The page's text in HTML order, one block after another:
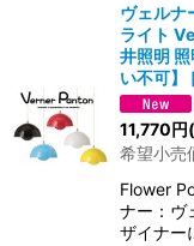
ヴェルナ
ライト
井照明
い不可】
11,770円
希望小売
Flower
ナー：ヴ
ザイナー